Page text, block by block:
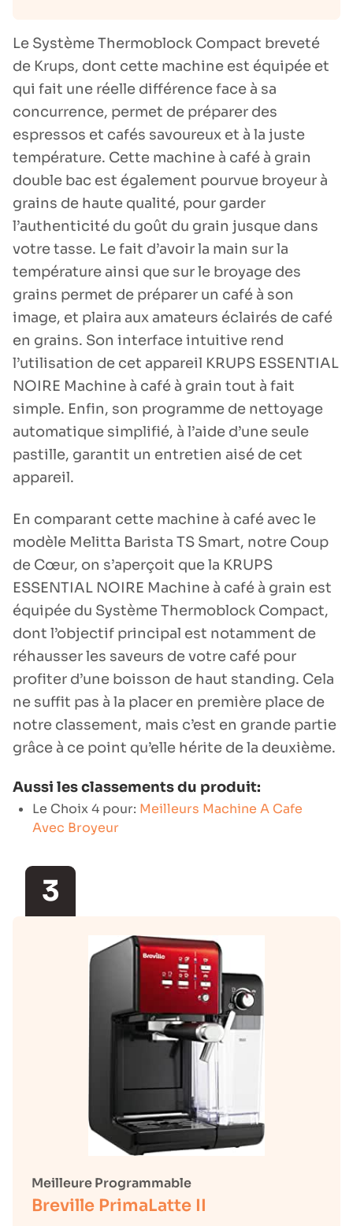
Le Système Thermoblock Compact breveté
de Krups, dont cette machine est équipée et
qui fait une réelle différence face à sa
concurrence, permet de préparer des
espressos et cafés savoureux et à la juste
température. Cette machine à café à grain
double bac est également pourvue broyeur à
grains de haute qualité, pour garder
l’authenticité du goût du grain jusque dans
votre tasse. Le fait d’avoir la main sur la
température ainsi que sur le broyage des
grains permet de préparer un café à son
image, et plaira aux amateurs éclairés de café
en grains. Son interface intuitive rend
l’utilisation de cet appareil KRUPS ESSENTIAL
NOIRE Machine à café à grain tout à fait
simple. Enfin, son programme de nettoyage
automatique simplifié, à l’aide d’une seule
pastille, garantit un entretien aisé de cet
appareil.
En comparant cette machine à café avec le
modèle Melitta Barista TS Smart, notre Coup
de Cœur, on s’aperçoit que la KRUPS
ESSENTIAL NOIRE Machine à café à grain est
équipée du Système Thermoblock Compact,
dont l’objectif principal est notamment de
réhausser les saveurs de votre café pour
profiter d’une boisson de haut standing. Cela
ne suffit pas à la placer en première place de
notre classement, mais c’est en grande partie
grâce à ce point qu’elle hérite de la deuxième.
Aussi les classements du produit:
Le Choix 4 pour: Meilleurs Machine A Cafe
Avec Broyeur
3
Meilleure Programmable
Breville PrimaLatte II